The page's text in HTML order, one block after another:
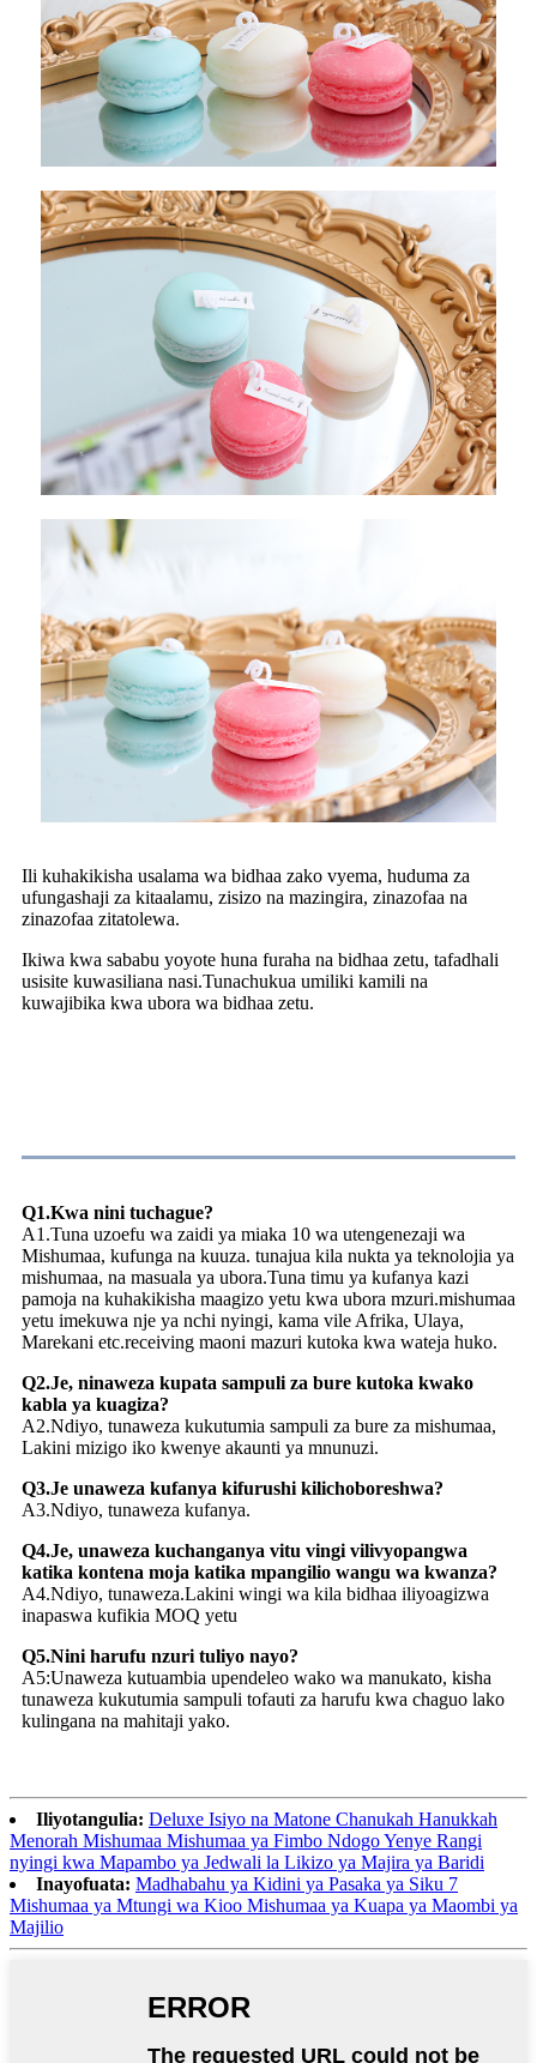
Ili kuhakikisha usalama wa bidhaa zako vyema, huduma za
ufungashaji za kitaalamu, zisizo na mazingira, zinazofaa na
zinazofaa zitatolewa.
Ikiwa kwa sababu yoyote huna furaha na bidhaa zetu, tafadhali
usisite kuwasiliana nasi.Tunachukua umiliki kamili na
kuwajibika kwa ubora wa bidhaa zetu.
Q1.Kwa nini tuchague?
A1.Tuna uzoefu wa zaidi ya miaka 10 wa utengenezaji wa
Mishumaa, kufunga na kuuza. tunajua kila nukta ya teknolojia ya
mishumaa, na masuala ya ubora.Tuna timu ya kufanya kazi
pamoja na kuhakikisha maagizo yetu kwa ubora mzuri.mishumaa
yetu imekuwa nje ya nchi nyingi, kama vile Afrika, Ulaya,
Marekani etc.receiving maoni mazuri kutoka kwa wateja huko.
Q2.Je, ​​ninaweza kupata sampuli za bure kutoka kwako
kabla ya kuagiza?
A2.Ndiyo, tunaweza kukutumia sampuli za bure za mishumaa,
Lakini mizigo iko kwenye akaunti ya mnunuzi.
Q3.Je unaweza kufanya kifurushi kilichoboreshwa?
A3.Ndiyo, tunaweza kufanya.
Q4.Je, unaweza kuchanganya vitu vingi vilivyopangwa
katika kontena moja katika mpangilio wangu wa kwanza?
A4.Ndiyo, tunaweza.Lakini wingi wa kila bidhaa iliyoagizwa
inapaswa kufikia MOQ yetu
Q5.Nini harufu nzuri tuliyo nayo?
A5:Unaweza kutuambia upendeleo wako wa manukato, kisha
tunaweza kukutumia sampuli tofauti za harufu kwa chaguo lako
kulingana na mahitaji yako.
Iliyotangulia: Deluxe Isiyo na Matone Chanukah Hanukkah
Menorah Mishumaa Mishumaa ya Fimbo Ndogo Yenye Rangi
nyingi kwa Mapambo ya Jedwali la Likizo ya Majira ya Baridi
Inayofuata: Madhabahu ya Kidini ya Pasaka ya Siku 7
Mishumaa ya Mtungi wa Kioo Mishumaa ya Kuapa ya Maombi ya
Majilio